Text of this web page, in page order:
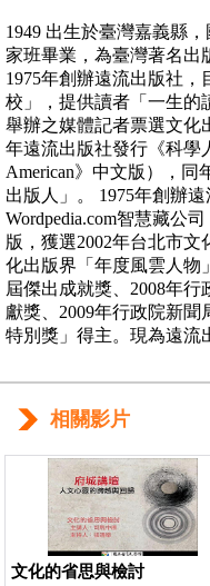
1949 出生於臺灣嘉義縣
家班畢業，為臺灣著名出
1975年創辦遠流出版社
校」，提供讀者「一生的
舉辦之媒體記者票選文化
年遠流出版社發行《科學
American》中文版），
出版人」。 1975年創辦
Wordpedia.com智慧藏公
版，獲選2002年台北市文
化出版界「年度風雲人物
屆傑出成就獎、2008年
獻獎、2009年行政院新
特別獎」得主。現為遠流
相關影片
文化的省思與檢討